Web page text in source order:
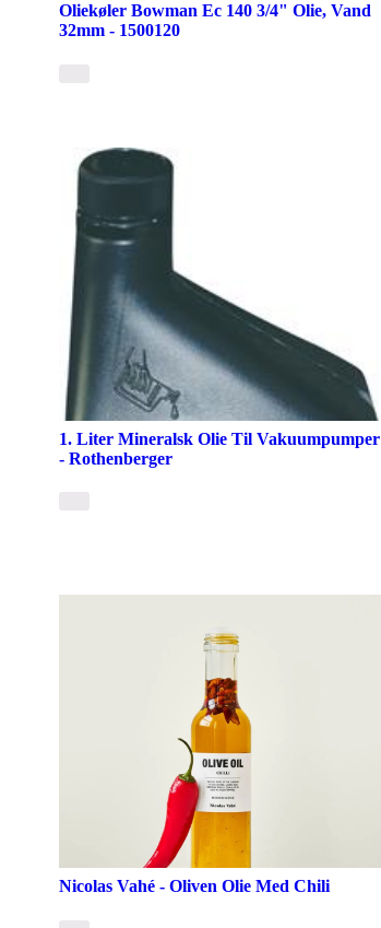
Oliekøler Bowman Ec 140 3/4" Olie, Vand
32mm - 1500120
1. Liter Mineralsk Olie Til Vakuumpumper
- Rothenberger
Nicolas Vahé - Oliven Olie Med Chili